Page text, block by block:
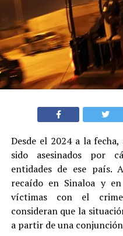
Desde el 2024 a la
sido asesinados por
entidades de ese país.
recaído en Sinaloa y
víctimas con el
consideran que la
a partir de una